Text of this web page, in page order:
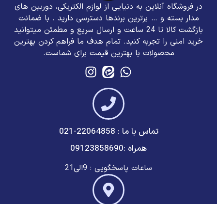
در فروشگاه آنلاین به دنیایی از لوازم الکتریکی، دوربین های
مدار بسته و … برترین برند‌ها دسترسی دارید . با ضمانت
بازگشت کالا تا 24 ساعت و ارسال سریع و مطمئن میتوانید
خرید امنی را تجربه کنید. تمام هدف ما فراهم کردن بهترین
محصولات با بهترین قیمت برای شماست.
تماس با ما : 22064858-021
همراه :09123858690
ساعات پاسخگویی : 9الی21